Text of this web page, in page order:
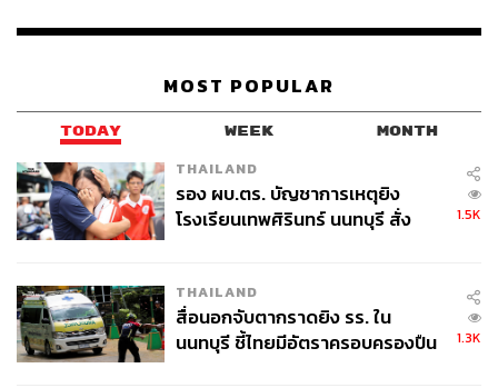
MOST POPULAR
TODAY WEEK MONTH
THAILAND
รอง ผบ.ตร. บัญชาการเหตุยิง
โรงเรียนเทพศิรินทร์ นนทบุรี สั่ง
1.5K
THAILAND
สื่อนอกจับตากราดยิง รร. ใน
นนทบุรี ชี้ไทยมีอัตราครอบครองปืน
1.3K